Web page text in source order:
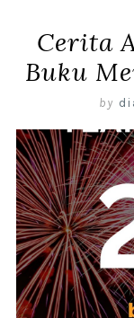
Cerita
Buku
by